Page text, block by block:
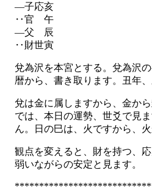
―子応亥
‥官 午
―父 辰
‥財世寅
兌為沢を本宮とする。兌為沢
暦から、書き取ります。丑年
兌は金に属しますから、金か
では、本日の運勢、世爻で見
ん。日の巳は、火ですから、
観点を変えると、財を持つ、
弱いながらの安定と見ます。